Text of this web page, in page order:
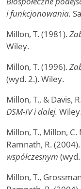
i funkcjonowania.
Millon, T. (1981).
Wiley.
Millon, T. (1996).
(wyd. 2.). Wiley.
Millon, T., & Davis,
DSM-IV i dalej. Wiley.
Millon, T., Millon, C.
Ramnath, R. (2004).
współczesnym
Millon, T.,